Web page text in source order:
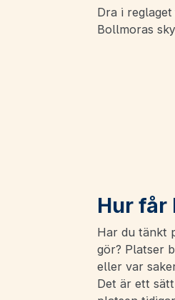
Dra i
Bollmoras
Hur får
Har du tänkt
gör? Platser
eller var
Det är ett